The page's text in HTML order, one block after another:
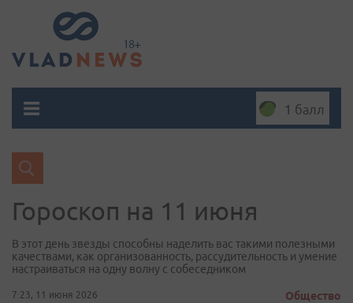
1 балл
Гороскоп на 11 июня
В этот день звезды способны наделить вас такими полезными
качествами, как организованность, рассудительность и умение
настраиваться на одну волну с собеседником
7:23, 11 июня 2026 Общество